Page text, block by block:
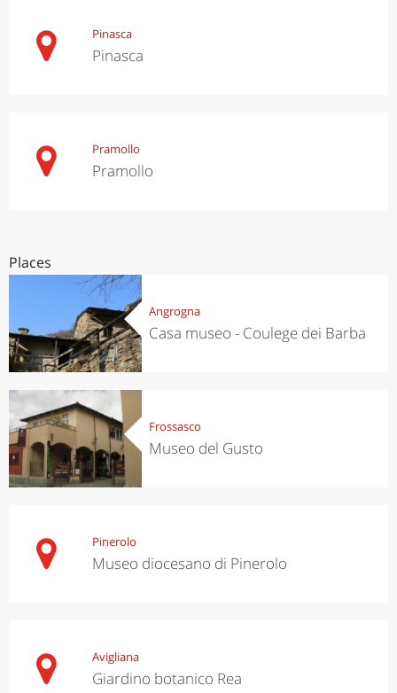
Pinasca
Pinasca
Pramollo
Pramollo
Places
Angrogna
Casa museo - Coulege dei Barba
Frossasco
Museo del Gusto
Pinerolo
Museo diocesano di Pinerolo
Avigliana
Giardino botanico Rea